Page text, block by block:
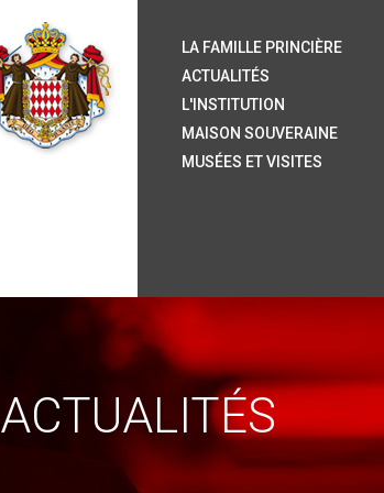
ACTUALITÉS
LA FAMILLE PRINCIÈRE
ACTUALITÉS
L'INSTITUTION
MAISON SOUVERAINE
MUSÉES ET VISITES